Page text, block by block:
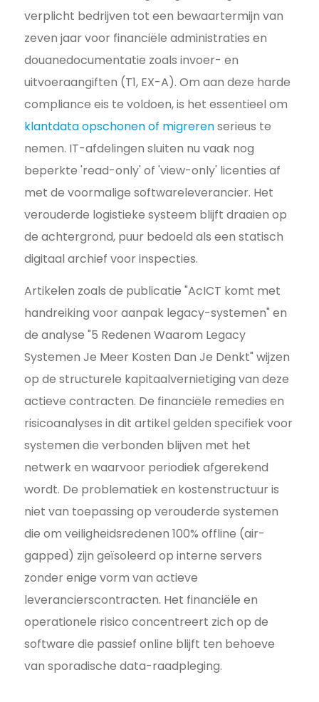
verplicht bedrijven tot een bewaartermijn van
zeven jaar voor financiële administraties en
douanedocumentatie zoals invoer- en
uitvoeraangiften (T1, EX-A). Om aan deze harde
compliance eis te voldoen, is het essentieel om
klantdata opschonen of migrerenserieus te
nemen. IT-afdelingen sluiten nu vaak nog
beperkte 'read-only' of 'view-only' licenties af
met de voormalige softwareleverancier. Het
verouderde logistieke systeem blijft draaien op
de achtergrond, puur bedoeld als een statisch
digitaal archief voor inspecties.
Artikelen zoals de publicatie "AcICT komt met
handreiking voor aanpak legacy-systemen" en
de analyse "5 Redenen Waarom Legacy
Systemen Je Meer Kosten Dan Je Denkt" wijzen
op de structurele kapitaalvernietiging van deze
actieve contracten. De financiële remedies en
risicoanalyses in dit artikel gelden specifiek voor
systemen die verbonden blijven met het
netwerk en waarvoor periodiek afgerekend
wordt. De problematiek en kostenstructuur is
niet van toepassing op verouderde systemen
die om veiligheidsredenen 100% offline (air-
gapped) zijn geïsoleerd op interne servers
zonder enige vorm van actieve
leverancierscontracten. Het financiële en
operationele risico concentreert zich op de
software die passief online blijft ten behoeve
van sporadische data-raadpleging.